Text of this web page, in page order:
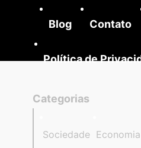
Blog Contato
Política de
Categorias
Sociedade Economia